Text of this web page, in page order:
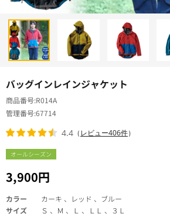
バッグインレインジャケット
オールシーズン
3,900円
商品番号 R014A
管理番号67714
4.4 （レビュー406件）
カラー
カーキ 、レッド 、ブルー
サイズ
Ｓ 、Ｍ 、Ｌ 、ＬＬ 、３Ｌ